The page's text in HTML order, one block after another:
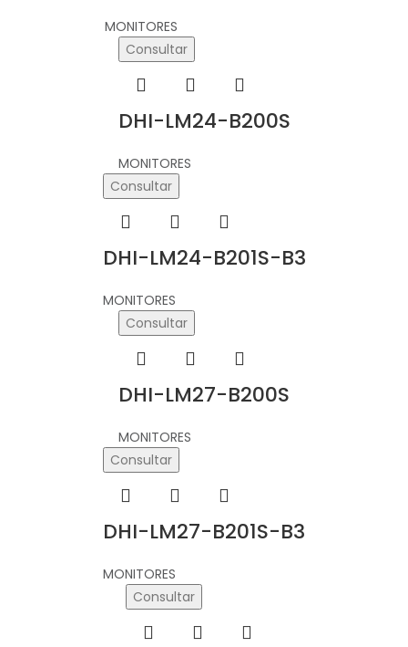
MONITORES
Consultar
DHI-LM24-B200S
MONITORES
Consultar
DHI-LM24-B201S-B3
MONITORES
Consultar
DHI-LM27-B200S
MONITORES
Consultar
DHI-LM27-B201S-B3
MONITORES
Consultar